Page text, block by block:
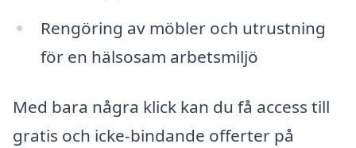
Rengöring av möbler och utrustning
för en hälsosam arbetsmiljö
Med bara några klick kan du få access till
gratis och icke-bindande offerter på